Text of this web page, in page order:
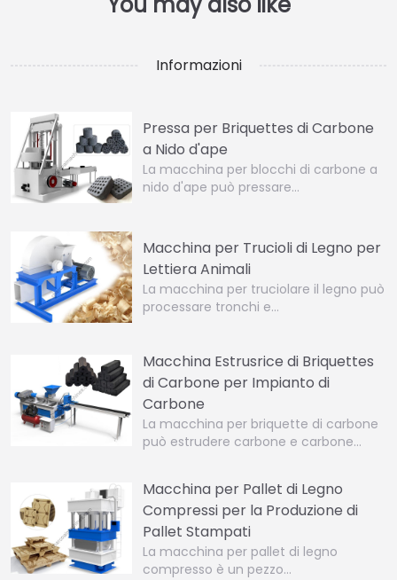
Informazioni
Pressa per Briquettes di Carbone
a Nido d'ape
La macchina per blocchi di carbone a
nido d'ape può pressare…
Macchina per Trucioli di Legno per
Lettiera Animali
La macchina per truciolare il legno può
processare tronchi e…
Macchina Estrusrice di Briquettes
di Carbone per Impianto di
Carbone
La macchina per briquette di carbone
può estrudere carbone e carbone…
Macchina per Pallet di Legno
Compressi per la Produzione di
Pallet Stampati
La macchina per pallet di legno
compresso è un pezzo…